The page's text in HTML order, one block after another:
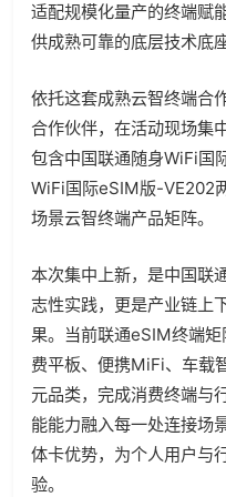
适配规模化量产的终端赋
供成熟可靠的底层技术底座
依托这套成熟云智终端合
合作伙伴，在活动现场集
包含中国联通随身WiFi国
WiFi国际eSIM版-VE202
场景云智终端产品矩阵。
本次集中上新，是中国联
志性实践，更是产业链上
果。当前联通eSIM终端矩
费平板、便携MiFi、车载
元品类，完成消费终端与
能能力融入每一处连接场
体卡优势，为个人用户与
验。